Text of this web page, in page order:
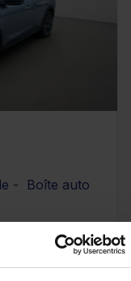
- Boîte auto